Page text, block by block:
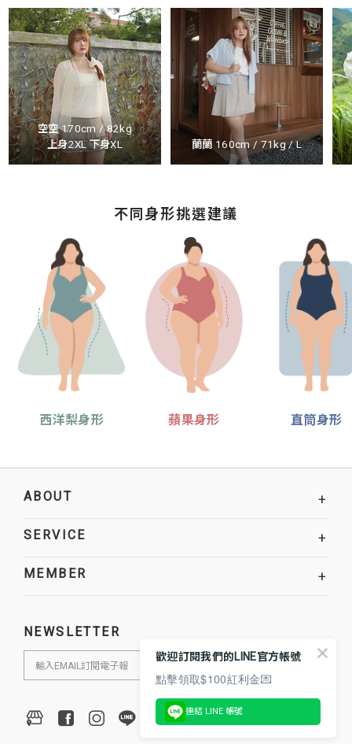
空空 170cm / 82kg
上身2XL 下身XL
蘭蘭 160cm / 71kg / L
不同身形挑選建議
西洋梨身形 蘋果身形 直筒身形
ABOUT +
SERVICE +
MEMBER +
NEWSLETTER
歡迎訂閱我們的LINE官方帳號
點擊領取$100紅利金💌
連結 LINE 帳號